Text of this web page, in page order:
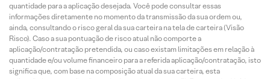
quantidade para a aplicação desejada. Você pode consultar essas
informações diretamente no momento da transmissão da sua ordem ou,
ainda, consultando o risco geral da sua carteira na tela de carteira (Visão
Risco). Caso a sua pontuação de risco atual não comporte a
aplicação/contratação pretendida, ou caso existam limitações em relação à
quantidade e/ou volume financeiro para a referida aplicação/contratação, isto
significa que, com base na composição atual da sua carteira, esta